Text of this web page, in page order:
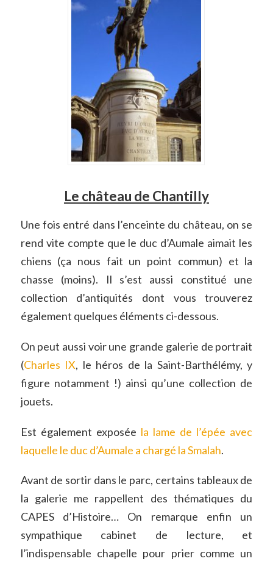
Le château de Chantilly
Une fois entré dans l’enceinte du château, on se
rend vite compte que le duc d’Aumale aimait les
chiens (ça nous fait un point commun) et la
chasse (moins). Il s’est aussi constitué une
collection d’antiquités dont vous trouverez
également quelques éléments ci-dessous.
On peut aussi voir une grande galerie de portrait
(Charles IX, le héros de la Saint-Barthélémy, y
figure notamment !) ainsi qu’une collection de
jouets.
Est également exposée la lame de l’épée avec
laquelle le duc d’Aumale a chargé la Smalah.
Avant de sortir dans le parc, certains tableaux de
la galerie me rappellent des thématiques du
CAPES d’Histoire… On remarque enfin un
sympathique cabinet de lecture, et
l’indispensable chapelle pour prier comme un